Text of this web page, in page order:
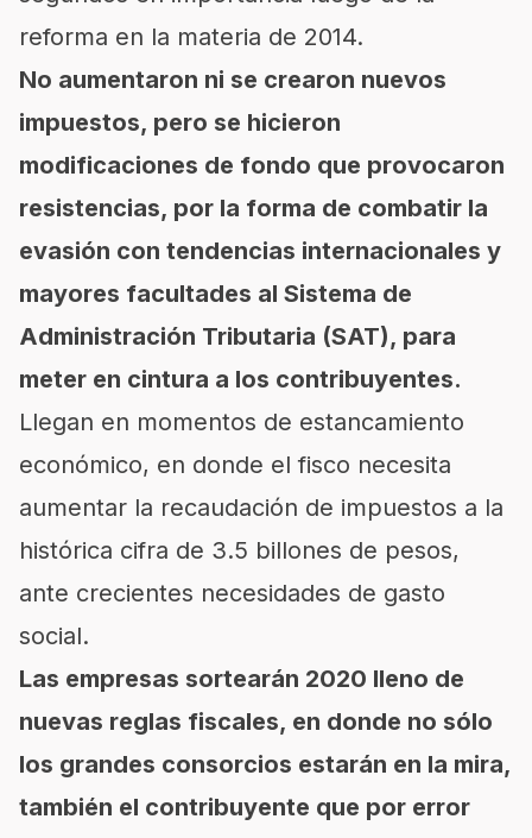
reforma en la materia de 2014.
No aumentaron ni se crearon nuevos
impuestos, pero se hicieron
modificaciones de fondo que provocaron
resistencias, por la forma de combatir la
evasión con tendencias internacionales y
mayores facultades al Sistema de
Administración Tributaria (SAT), para
meter en cintura a los contribuyentes.
Llegan en momentos de estancamiento
económico, en donde el fisco necesita
aumentar la recaudación de impuestos a la
histórica cifra de 3.5 billones de pesos,
ante crecientes necesidades de gasto
social.
Las empresas sortearán 2020 lleno de
nuevas reglas fiscales, en donde no sólo
los grandes consorcios estarán en la mira,
también el contribuyente que por error